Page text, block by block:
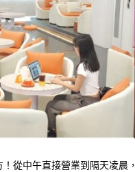
從中午直接營業到隔天凌晨